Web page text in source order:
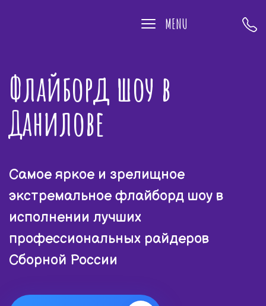
MENU
Флайборд шоу в
Данилове
Самое яркое и зрелищное
экстремальное флайборд шоу в
исполнении лучших
профессиональных райдеров
Сборной России